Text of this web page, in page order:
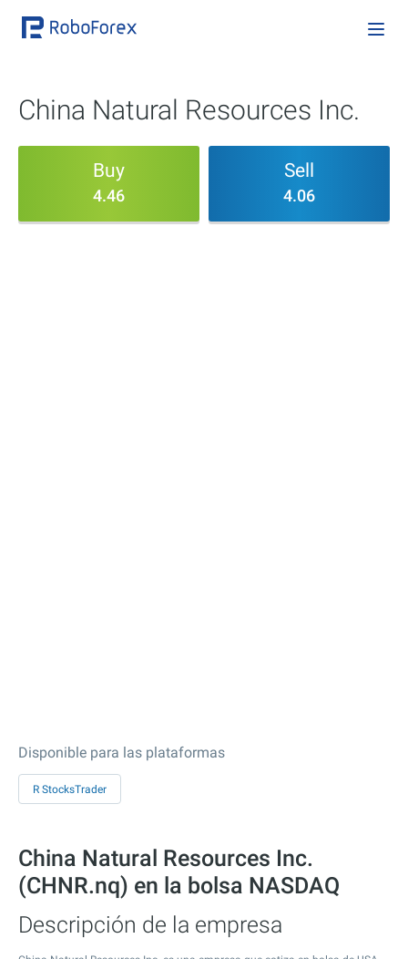
China Natural Resources Inc.
Buy
4.46
Sell
4.06
Disponible para las plataformas
R StocksTrader
China Natural Resources Inc.
(CHNR.nq) en la bolsa NASDAQ
Descripción de la empresa